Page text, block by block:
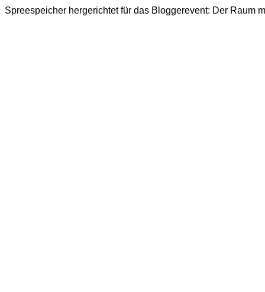
Spreespeicher hergerichtet für das Bloggerevent: Der Raum